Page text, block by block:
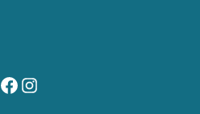
visitez notre page facebook
suivez notre compte instagram